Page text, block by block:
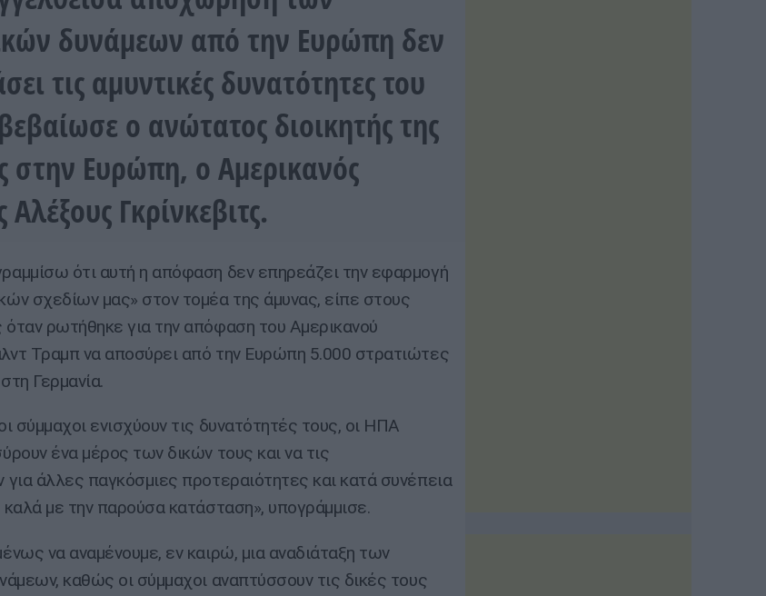
δυνάμεων από την Ευρώπη δεν
τις αμυντικές δυνατότητες του
ο ανώτατος διοικητής της
στην Ευρώπη, ο Αμερικανός
Γκρίνκεβιτς.
ότι αυτή η απόφαση δεν επηρεάζει την εφαρμογή
σχεδίων μας» στον τομέα της άμυνας, είπε στους
ρωτήθηκε για την απόφαση του Αμερικανού
Τραμπ να αποσύρει από την Ευρώπη 5.000 στρατιώτες
Γερμανία.
σύμμαχοι ενισχύουν τις δυνατότητές τους, οι ΗΠΑ
ένα μέρος των δικών τους και να τις
για άλλες παγκόσμιες προτεραιότητες και κατά συνέπεια
καλά με την παρούσα κατάσταση», υπογράμμισε.
να αναμένουμε, εν καιρώ, μια αναδιάταξη των
καθώς οι σύμμαχοι αναπτύσσουν τις δικές τους